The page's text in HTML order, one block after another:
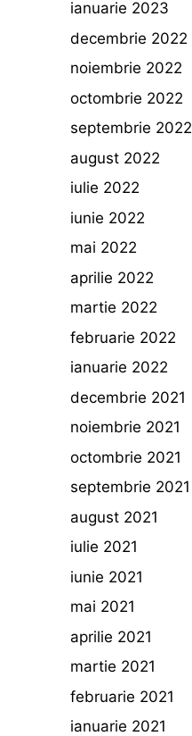
ianuarie 2023
decembrie 2022
noiembrie 2022
octombrie 2022
septembrie 2022
august 2022
iulie 2022
iunie 2022
mai 2022
aprilie 2022
martie 2022
februarie 2022
ianuarie 2022
decembrie 2021
noiembrie 2021
octombrie 2021
septembrie 2021
august 2021
iulie 2021
iunie 2021
mai 2021
aprilie 2021
martie 2021
februarie 2021
ianuarie 2021